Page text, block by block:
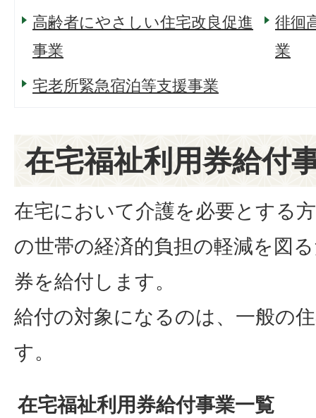
高齢者にやさしい住宅改良促進
事業
徘徊
業
宅老所緊急宿泊等支援事業
在宅福祉利用券給付
在宅において介護を必要とする
の世帯の経済的負担の軽減を図
券を給付します。
給付の対象になるのは、一般の
す。
在宅福祉利用券給付事業一覧